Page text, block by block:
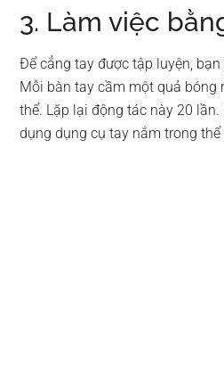
3. Làm việc
Để cẳng tay được tập luyện,
Mỗi bàn tay cầm một quả bóng
thể. Lặp lại động tác này 20
dụng dụng cụ tay nắm trong thể